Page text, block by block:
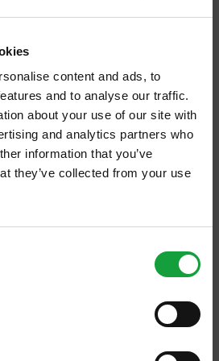
content and ads, to
and to analyse our traffic.
about your use of our site with
and analytics partners who
information that you’ve
they’ve collected from your use
pane surgelato, una linea
di pasta fresca tradizionali
ad avere cinque punti
città di Ancona che, oltre
di cassa quotidiano, “ci
la bontà dei nostri
il processo
dell’Italia e dei mercati
commerciale
è stato l’ideatore e
NEWSLETTER
tutte le ultime novita nel campo